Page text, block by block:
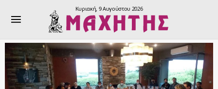
Κυριακή, 9 Αυγούστου 2026